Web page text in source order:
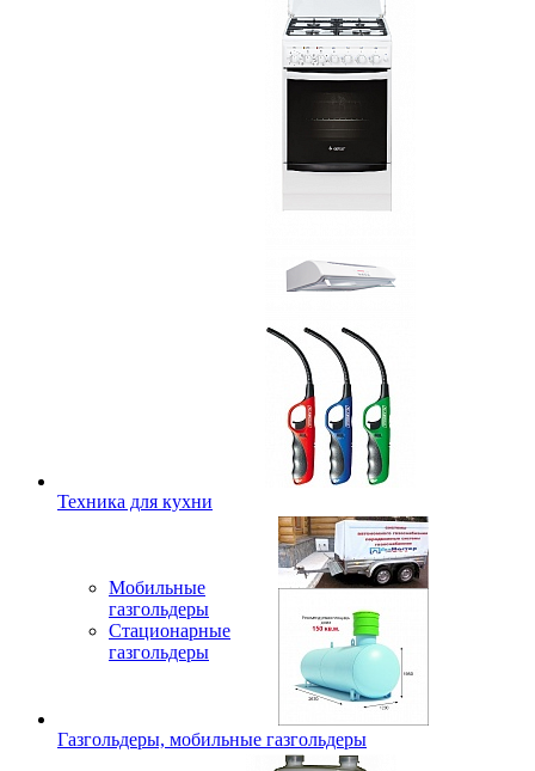
Техника для кухни
Мобильные
газгольдеры
Стационарные
газгольдеры
Газгольдеры, мобильные газгольдеры